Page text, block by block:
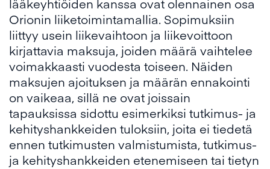
Orionin liiketoimintamallia. Sopimuksiin
liittyy usein liikevaihtoon ja liikevoittoon
kirjattavia maksuja, joiden määrä vaihtelee
voimakkaasti vuodesta toiseen. Näiden
maksujen ajoituksen ja määrän ennakointi
on vaikeaa, sillä ne ovat joissain
tapauksissa sidottu esimerkiksi tutkimus- ja
kehityshankkeiden tuloksiin, joita ei tiedetä
ennen tutkimusten valmistumista, tutkimus-
ja kehityshankkeiden etenemiseen tai tietyn